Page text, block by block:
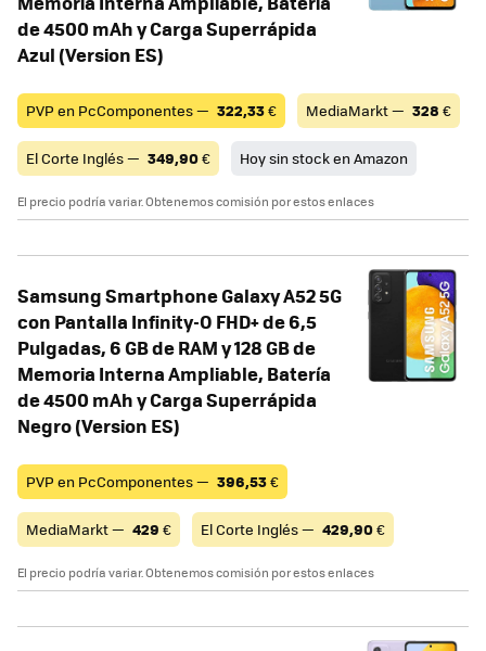
de 4500 mAh y Carga Superrápida
Azul (Version ES)
PVP en PcComponentes — 322,33€ MediaMarkt — 328 €
El Corte Inglés — 349,90€ Hoy sin stock en Amazon
El precio podría variar. Obtenemos comisión por estos enlaces
Samsung Smartphone Galaxy A52 5G
con Pantalla Infinity-O FHD+ de 6,5
Pulgadas, 6 GB de RAM y 128 GB de
Memoria Interna Ampliable, Batería
de 4500 mAh y Carga Superrápida
Negro (Version ES)
PVP en PcComponentes — 396,53€
MediaMarkt — 429 € El Corte Inglés — 429,90€
El precio podría variar. Obtenemos comisión por estos enlaces